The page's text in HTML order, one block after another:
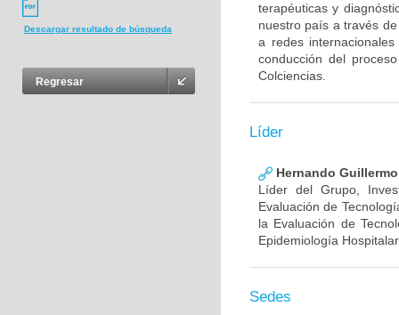
Descargar resultado de búsqueda
Regresar
terapéuticas y
nuestro país a través
a redes
conducción del
Colciencias.
Líder
Hernando
Líder del Grupo,
Evaluación de
la Evaluación de
Epidemiología
Sedes